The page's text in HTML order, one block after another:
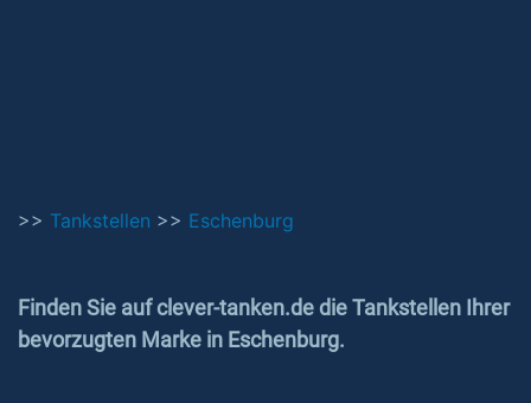
>> Tankstellen >> Eschenburg
Finden Sie auf clever-tanken.de die Tankstellen Ihrer
bevorzugten Marke in Eschenburg.